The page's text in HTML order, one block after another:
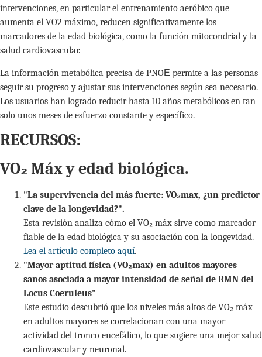
intervenciones, en particular el entrenamiento aeróbico que
aumenta el VO2 máximo, reducen significativamente los
marcadores de la edad biológica, como la función mitocondrial y la
salud cardiovascular.
La información metabólica precisa de PNOĒ permite a las personas
seguir su progreso y ajustar sus intervenciones según sea necesario.
Los usuarios han logrado reducir hasta 10 años metabólicos en tan
solo unos meses de esfuerzo constante y específico.
RECURSOS:
VO₂ Máx y edad biológica.
"La supervivencia del más fuerte: VO₂max, ¿un predictor
clave de la longevidad?".
Esta revisión analiza cómo el VO₂ máx sirve como marcador
fiable de la edad biológica y su asociación con la longevidad.
Lea el artículo completo aquí.
"Mayor aptitud física (VO₂max) en adultos mayores
sanos asociada a mayor intensidad de señal de RMN del
Locus Coeruleus"
Este estudio descubrió que los niveles más altos de VO₂ máx
en adultos mayores se correlacionan con una mayor
actividad del tronco encefálico, lo que sugiere una mejor salud
cardiovascular y neuronal.